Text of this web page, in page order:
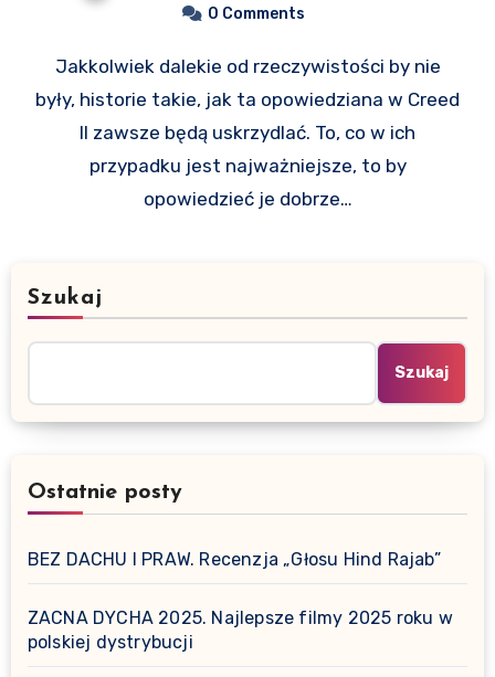
0 Comments
Jakkolwiek dalekie od rzeczywistości by nie
były, historie takie, jak ta opowiedziana w Creed
II zawsze będą uskrzydlać. To, co w ich
przypadku jest najważniejsze, to by
opowiedzieć je dobrze…
Szukaj
Szukaj
Ostatnie posty
BEZ DACHU I PRAW. Recenzja „Głosu Hind Rajab”
ZACNA DYCHA 2025. Najlepsze filmy 2025 roku w
polskiej dystrybucji